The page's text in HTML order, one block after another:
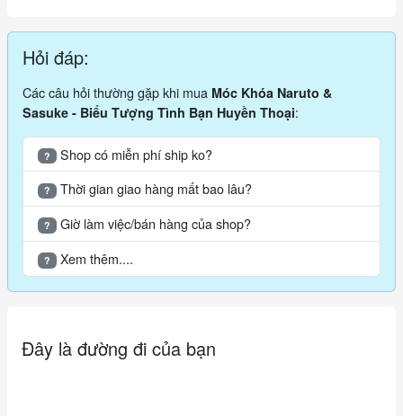
Hỏi đáp:
Các câu hỏi thường gặp khi mua Móc Khóa Naruto &
Sasuke - Biểu Tượng Tình Bạn Huyền Thoại:
? Shop có miễn phí ship ko?
? Thời gian giao hàng mất bao lâu?
? Giờ làm việc/bán hàng của shop?
? Xem thêm....
Đây là đường đi của bạn